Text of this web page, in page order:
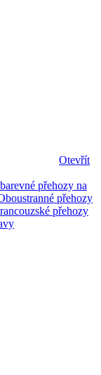
Otevřít
přehozy na
přehozy
přehozy